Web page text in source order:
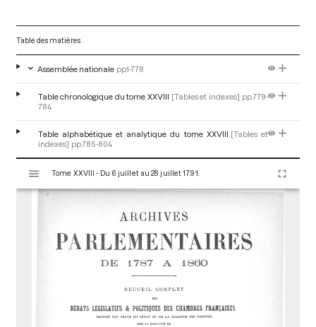
Table des matières
Assemblée nationale pp.1-778
Table chronologique du tome XXVIII [Tables et indexes] pp.779-
784
Table alphabétique et analytique du tome XXVIII [Tables et
indexes] pp.785-804
s
Tome XXVIII - Du 6 juillet au 28 juillet 1791.